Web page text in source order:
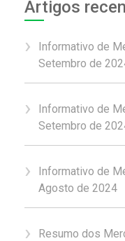
Artigos
Informativo de
Setembro de
Informativo de
Setembro de
Informativo de
Agosto de 2024
Resumo dos